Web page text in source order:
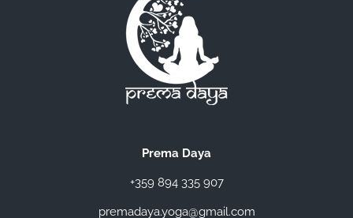
Prema Daya
+359 894 335 907
premadaya.yoga@gmail.com